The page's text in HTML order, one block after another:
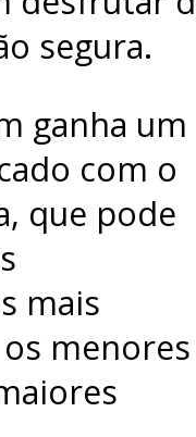
segura.
ganha um
com o
que pode
mais
menores